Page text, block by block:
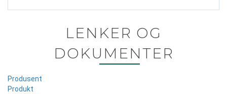
LENKER OG
DOKUMENTER
Produsent
Produkt